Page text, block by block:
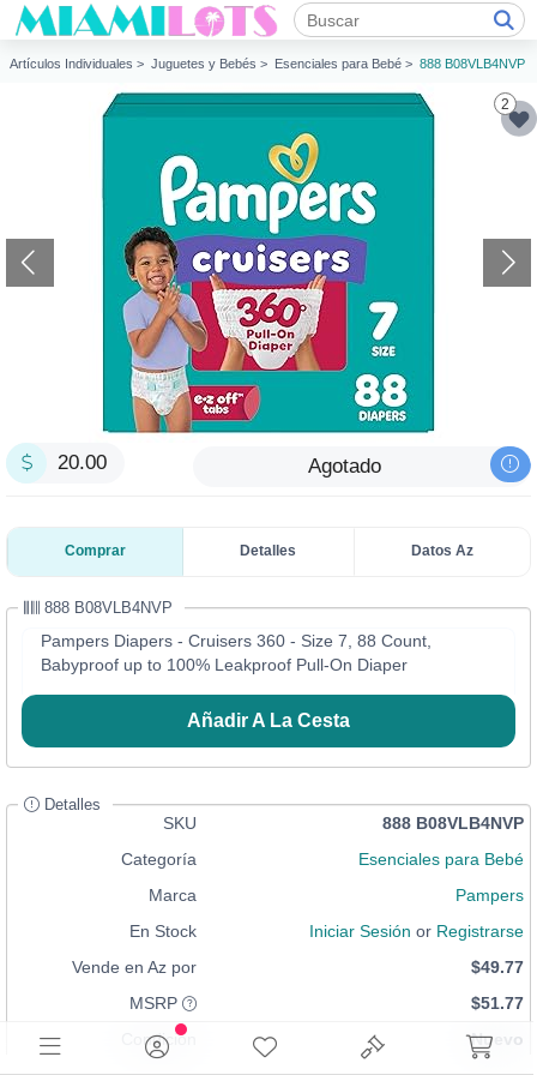
Artículos Individuales > Juguetes y Bebés > Esenciales para Bebé > 888 B08VLB4NVP
2
20.00 Agotado
Comprar Detalles Datos Az
888 B08VLB4NVP
Pampers Diapers - Cruisers 360 - Size 7, 88 Count,
Babyproof up to 100% Leakproof Pull-On Diaper
Añadir A La Cesta
Detalles
SKU
888 B08VLB4NVP
Categoría
Esenciales para Bebé
Marca
Pampers
En Stock
Iniciar Sesión or Registrarse
Vende en Az por
$49.77
MSRP
$51.77
Condición
Nuevo